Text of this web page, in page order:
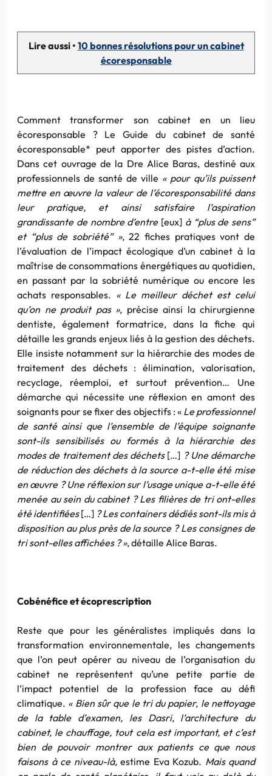
Lire aussi • 10 bonnes résolutions pour un cabinet
écoresponsable
Comment transformer son cabinet en un lieu
écoresponsable ? Le Guide du cabinet de santé
écoresponsable* peut apporter des pistes d’action.
Dans cet ouvrage de la Dre Alice Baras, destiné aux
professionnels de santé de ville « pour qu’ils puissent
mettre en œuvre la valeur de l’écoresponsabilité dans
leur pratique, et ainsi satisfaire l’aspiration
grandissante de nombre d’entre [eux] à “plus de sens”
et “plus de sobriété” », 22 fiches pratiques vont de
l’évaluation de l’impact écologique d’un cabinet à la
maîtrise de consommations énergétiques au quotidien,
en passant par la sobriété numérique ou encore les
achats responsables. « Le meilleur déchet est celui
qu’on ne produit pas », précise ainsi la chirurgienne
dentiste, également formatrice, dans la fiche qui
détaille les grands enjeux liés à la gestion des déchets.
Elle insiste notamment sur la hiérarchie des modes de
traitement des déchets : élimination, valorisation,
recyclage, réemploi, et surtout prévention… Une
démarche qui nécessite une réflexion en amont des
soignants pour se fixer des objectifs : « Le professionnel
de santé ainsi que l’ensemble de l’équipe soignante
sont-ils sensibilisés ou formés à la hiérarchie des
modes de traitement des déchets […] ? Une démarche
de réduction des déchets à la source a-t-elle été mise
en œuvre ? Une réflexion sur l’usage unique a-t-elle été
menée au sein du cabinet ? Les filières de tri ont-elles
été identifiées[…] ? Les containers dédiés sont-ils mis à
disposition au plus près de la source ? Les consignes de
tri sont-elles affichées ? », détaille Alice Baras.
Cobénéfice et écoprescription
Reste que pour les généralistes impliqués dans la
transformation environnementale, les changements
que l’on peut opérer au niveau de l’organisation du
cabinet ne représentent qu’une petite partie de
l’impact potentiel de la profession face au défi
climatique. « Bien sûr que le tri du papier, le nettoyage
de la table d’examen, les Dasri, l’architecture du
cabinet, le chauffage, tout cela est important, et c’est
bien de pouvoir montrer aux patients ce que nous
faisons à ce niveau-là,estime Eva Kozub. Mais quand